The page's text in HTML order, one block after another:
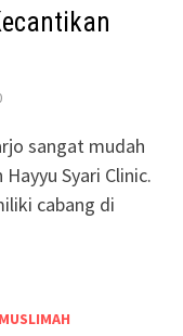
sangat mudah
Syari Clinic.
cabang di